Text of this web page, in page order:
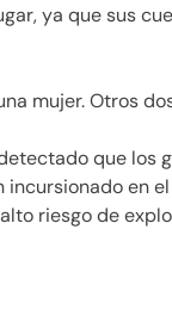
ya que sus
mujer. Otros
que los
en
riesgo de